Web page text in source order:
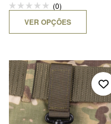
(0)
VER OPÇÕES